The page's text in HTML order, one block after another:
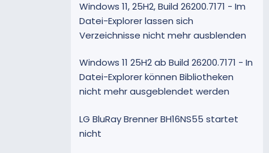
Windows 11, 25H2, Build 26200.7171 - Im
Datei-Explorer lassen sich
Verzeichnisse nicht mehr ausblenden
Windows 11 25H2 ab Build 26200.7171 - In
Datei-Explorer können Bibliotheken
nicht mehr ausgeblendet werden
LG BluRay Brenner BH16NS55 startet
nicht